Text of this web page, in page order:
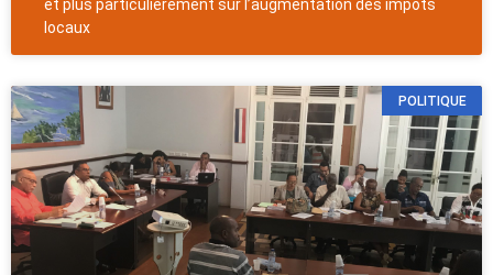
et plus particulièrement sur l’augmentation des impôts
locaux
POLITIQUE